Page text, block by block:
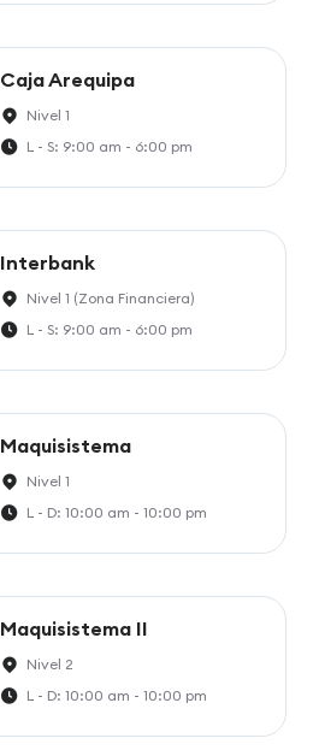
Caja Arequipa
Nivel 1
L - S: 9:00 am - 6:00 pm
Interbank
Nivel 1 (Zona Financiera)
L - S: 9:00 am - 6:00 pm
Maquisistema
Nivel 1
L - D: 10:00 am - 10:00 pm
Maquisistema II
Nivel 2
L - D: 10:00 am - 10:00 pm